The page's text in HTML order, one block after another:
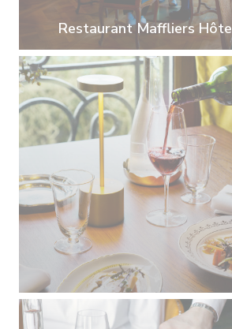
Restaurant Maffliers